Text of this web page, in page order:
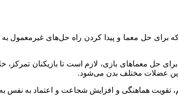
برای حل معما و پیدا کردن راه حل‌های غیرمعمول به
حل معماهای بازی، لازم است تا بازیکنان تمرکز،
عضلات مختلف بدن می‌شود.
تقویت هماهنگی و افزایش شجاعت و اعتماد به نفس